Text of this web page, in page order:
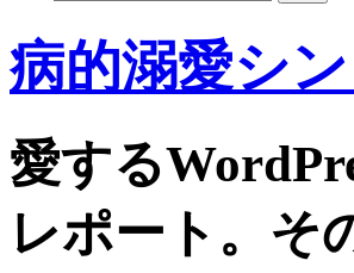
病的溺愛シ
愛する
レポート。そ